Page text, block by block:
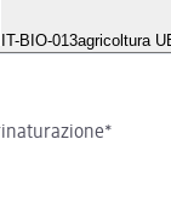
IT-BIO-013agricoltura